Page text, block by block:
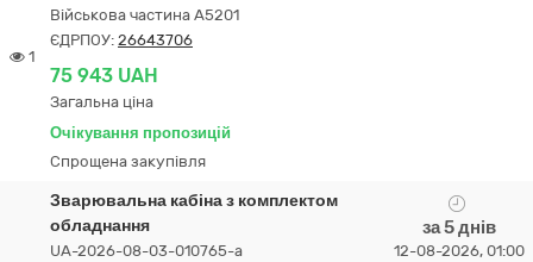
1
Військова частина А5201
ЄДРПОУ: 26643706
75 943 UAH
Загальна ціна
Очікування пропозицій
Спрощена закупівля
Зварювальна кабіна з комплектом
обладнання
UA-2026-08-03-010765-a
за 5 днів
12-08-2026, 01:00